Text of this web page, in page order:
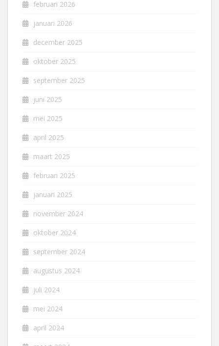
februari 2026
januari 2026
december 2025
oktober 2025
september 2025
juni 2025
mei 2025
april 2025
maart 2025
februari 2025
januari 2025
november 2024
oktober 2024
september 2024
augustus 2024
juli 2024
mei 2024
april 2024